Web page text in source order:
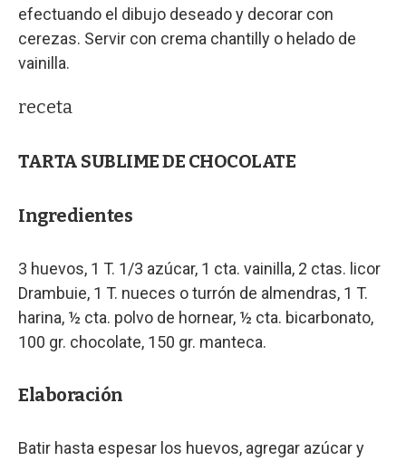
efectuando el dibujo deseado y decorar con
cerezas. Servir con crema chantilly o helado de
vainilla.
receta
TARTA SUBLIME DE CHOCOLATE
Ingredientes
3 huevos, 1 T. 1/3 azúcar, 1 cta. vainilla, 2 ctas. licor
Drambuie, 1 T. nueces o turrón de almendras, 1 T.
harina, ½ cta. polvo de hornear, ½ cta. bicarbonato,
100 gr. chocolate, 150 gr. manteca.
Elaboración
Batir hasta espesar los huevos, agregar azúcar y